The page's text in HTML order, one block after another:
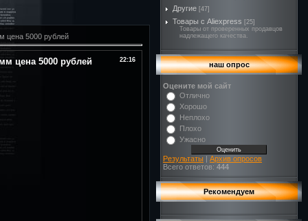
цена 5000 рублей
22:16
цена 5000 рублей
Другие [47]
Товары с Aliexpress [25]
Товары от проверенных продавцов
надлежащего качества.
наш опрос
Оцените мой сайт
Отлично
Хорошо
Неплохо
Плохо
Ужасно
Результаты | Архив опросов
Всего ответов: 444
Рекомендуем